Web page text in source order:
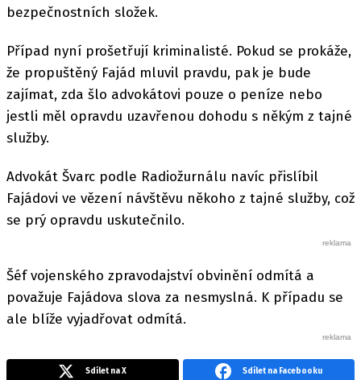
bezpečnostních složek.
Případ nyní prošetřují kriminalisté. Pokud se prokáže,
že propuštěný Fajád mluvil pravdu, pak je bude
zajímat, zda šlo advokátovi pouze o peníze nebo
jestli měl opravdu uzavřenou dohodu s někým z tajné
služby.
Advokát Švarc podle Radiožurnálu navíc přislíbil
Fajádovi ve vězení návštěvu někoho z tajné služby, což
se prý opravdu uskutečnilo.
Šéf vojenského zpravodajství obvinění odmítá a
považuje Fajádova slova za nesmyslná. K případu se
ale blíže vyjadřovat odmítá.
Sdílet na X Sdílet na Facebooku